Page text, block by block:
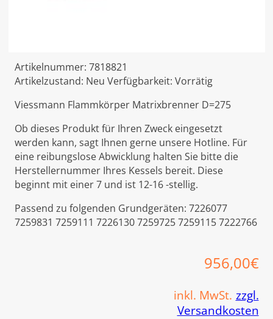
Artikelnummer: 7818821
Artikelzustand: Neu Verfügbarkeit: Vorrätig
Viessmann Flammkörper Matrixbrenner D=275
Ob dieses Produkt für Ihren Zweck eingesetzt
werden kann, sagt Ihnen gerne unsere Hotline. Für
eine reibungslose Abwicklung halten Sie bitte die
Herstellernummer Ihres Kessels bereit. Diese
beginnt mit einer 7 und ist 12-16 -stellig.
Passend zu folgenden Grundgeräten: 7226077
7259831 7259111 7226130 7259725 7259115 7222766
956,00€
inkl. MwSt. zzgl.
Versandkosten